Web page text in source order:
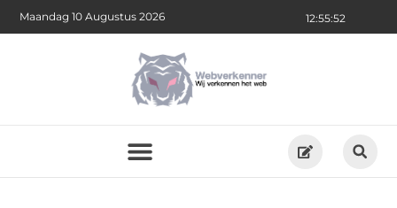
12:55:53
Maandag 10 Augustus 2026